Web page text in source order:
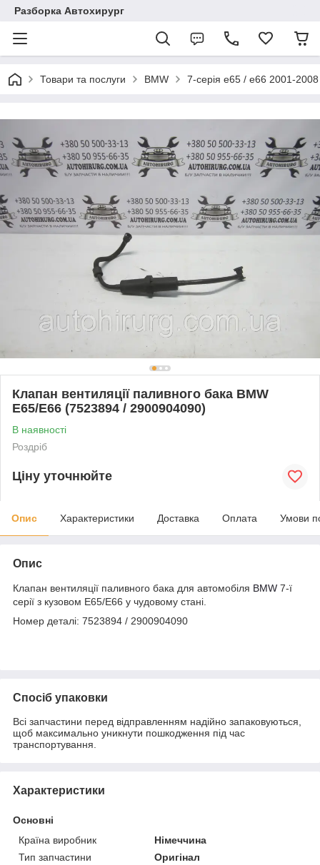
Разборка Автохирург
Товари та послуги BMW 7-серія e65 / e66 2001-2008
Клапан вентиляції паливного бака BMW
E65/E66 (7523894 / 2900904090)
В наявності
Роздріб
Ціну уточнюйте
Опис Характеристики Доставка Оплата Умови
Опис
Клапан вентиляції паливного бака для автомобіля BMW 7-ї
серії з кузовом E65/E66 у чудовому стані.
Номер деталі: 7523894 / 2900904090
Спосіб упаковки
Всі запчастини перед відправленням надійно запаковуються,
щоб максимально уникнути пошкодження під час
транспортування.
Характеристики
Основні
Країна виробник
Німеччина
Тип запчастини
Оригінал